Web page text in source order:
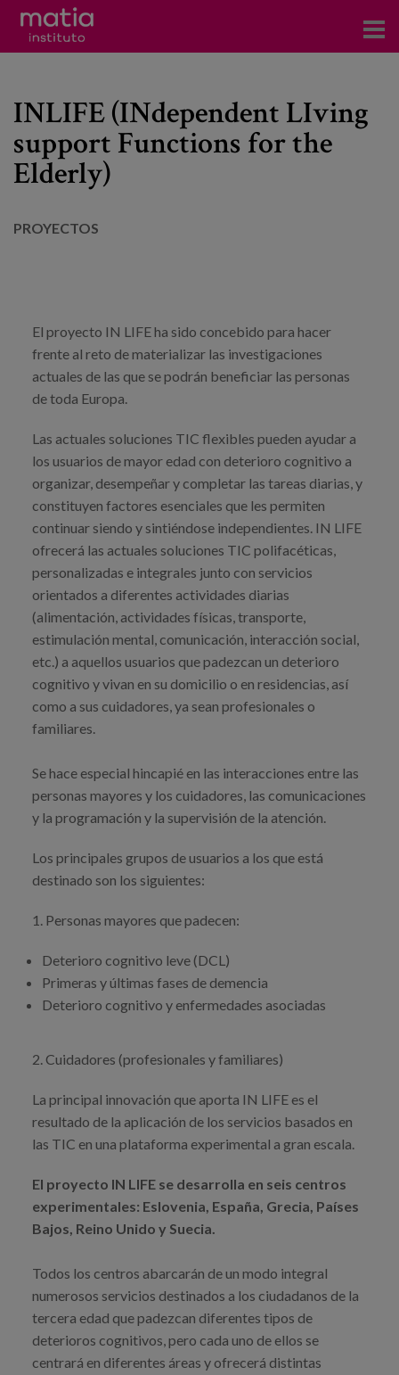
Investigación
Publicaciones
Participación en foros
Consultoría
Noticias
Blog
Prensa
Trabaja con nosotros
Canal de denuncias
INLIFE (INdependent LIving
support Functions for the
Elderly)
PROYECTOS
El proyecto IN LIFE ha sido concebido para hacer
frente al reto de materializar las investigaciones
actuales de las que se podrán beneficiar las personas
de toda Europa.
Las actuales soluciones TIC flexibles pueden ayudar a
los usuarios de mayor edad con deterioro cognitivo a
organizar, desempeñar y completar las tareas diarias, y
constituyen factores esenciales que les permiten
continuar siendo y sintiéndose independientes. IN LIFE
ofrecerá las actuales soluciones TIC polifacéticas,
personalizadas e integrales junto con servicios
orientados a diferentes actividades diarias
(alimentación, actividades físicas, transporte,
estimulación mental, comunicación, interacción social,
etc.) a aquellos usuarios que padezcan un deterioro
cognitivo y vivan en su domicilio o en residencias, así
como a sus cuidadores, ya sean profesionales o
familiares.
Se hace especial hincapié en las interacciones entre las
personas mayores y los cuidadores, las comunicaciones
y la programación y la supervisión de la atención.
Los principales grupos de usuarios a los que está
destinado son los siguientes:
1. Personas mayores que padecen:
Deterioro cognitivo leve (DCL)
Primeras y últimas fases de demencia
Deterioro cognitivo y enfermedades asociadas
2. Cuidadores (profesionales y familiares)
La principal innovación que aporta IN LIFE es el
resultado de la aplicación de los servicios basados en
las TIC en una plataforma experimental a gran escala.
El proyecto IN LIFE se desarrolla en seis centros
experimentales: Eslovenia, España, Grecia, Países
Bajos, Reino Unido y Suecia.
Todos los centros abarcarán de un modo integral
numerosos servicios destinados a los ciudadanos de la
tercera edad que padezcan diferentes tipos de
deterioros cognitivos, pero cada uno de ellos se
centrará en diferentes áreas y ofrecerá distintas